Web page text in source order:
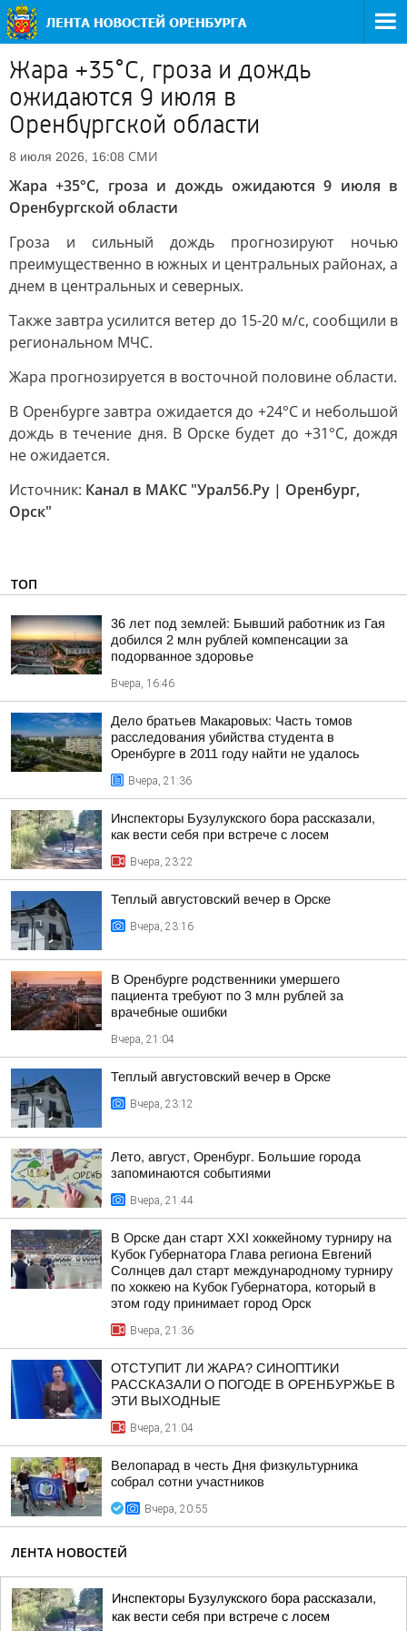
Жара +35°С, гроза и дождь
ожидаются 9 июля в
Оренбургской области
8 июля 2026, 16:08 СМИ
Жара +35°С, гроза и дождь ожидаются 9 июля в
Оренбургской области
Гроза и сильный дождь прогнозируют ночью
преимущественно в южных и центральных районах, а
днем в центральных и северных.
Также завтра усилится ветер до 15-20 м/с, сообщили в
региональном МЧС.
Жара прогнозируется в восточной половине области.
В Оренбурге завтра ожидается до +24°С и небольшой
дождь в течение дня. В Орске будет до +31°С, дождя
не ожидается.
Источник: Канал в МАКС "Урал56.Ру | Оренбург,
Орск"
ТОП
36 лет под землей: Бывший работник из Гая
добился 2 млн рублей компенсации за
подорванное здоровье
Вчера, 16:46
Дело братьев Макаровых: Часть томов
расследования убийства студента в
Оренбурге в 2011 году найти не удалось
Вчера, 21:36
Инспекторы Бузулукского бора рассказали,
как вести себя при встрече с лосем
Вчера, 23:22
Теплый августовский вечер в Орске
Вчера, 23:16
В Оренбурге родственники умершего
пациента требуют по 3 млн рублей за
врачебные ошибки
Вчера, 21:04
Теплый августовский вечер в Орске
Вчера, 23:12
Лето, август, Оренбург. Большие города
запоминаются событиями
Вчера, 21:44
В Орске дан старт XXI хоккейному турниру на
Кубок Губернатора Глава региона Евгений
Солнцев дал старт международному турниру
по хоккею на Кубок Губернатора, который в
этом году принимает город Орск
Вчера, 21:36
ОТСТУПИТ ЛИ ЖАРА? СИНОПТИКИ
РАССКАЗАЛИ О ПОГОДЕ В ОРЕНБУРЖЬЕ В
ЭТИ ВЫХОДНЫЕ
Вчера, 21:04
Велопарад в честь Дня физкультурника
собрал сотни участников
Вчера, 20:55
ЛЕНТА НОВОСТЕЙ
Инспекторы Бузулукского бора рассказали,
как вести себя при встрече с лосем